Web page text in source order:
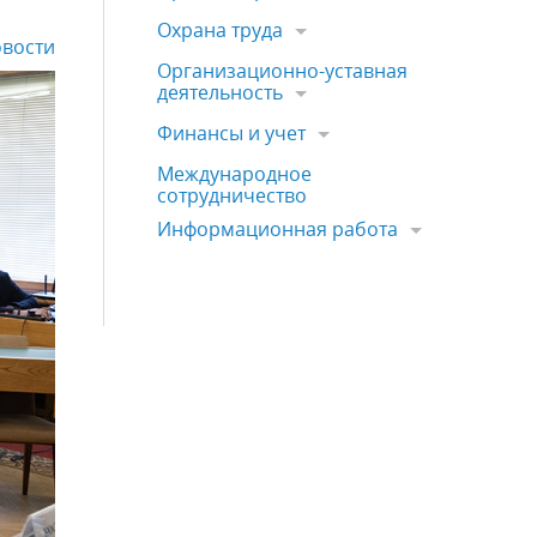
Охрана труда
Организационно-уставная
деятельность
Финансы и учет
Международное
сотрудничество
Информационная работа